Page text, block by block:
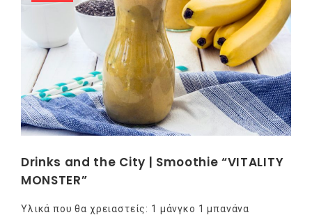
Drinks and the City | Smoothie “VITALITY
MONSTER”
Υλικά που θα χρειαστείς: 1 μάνγκο 1 μπανάνα